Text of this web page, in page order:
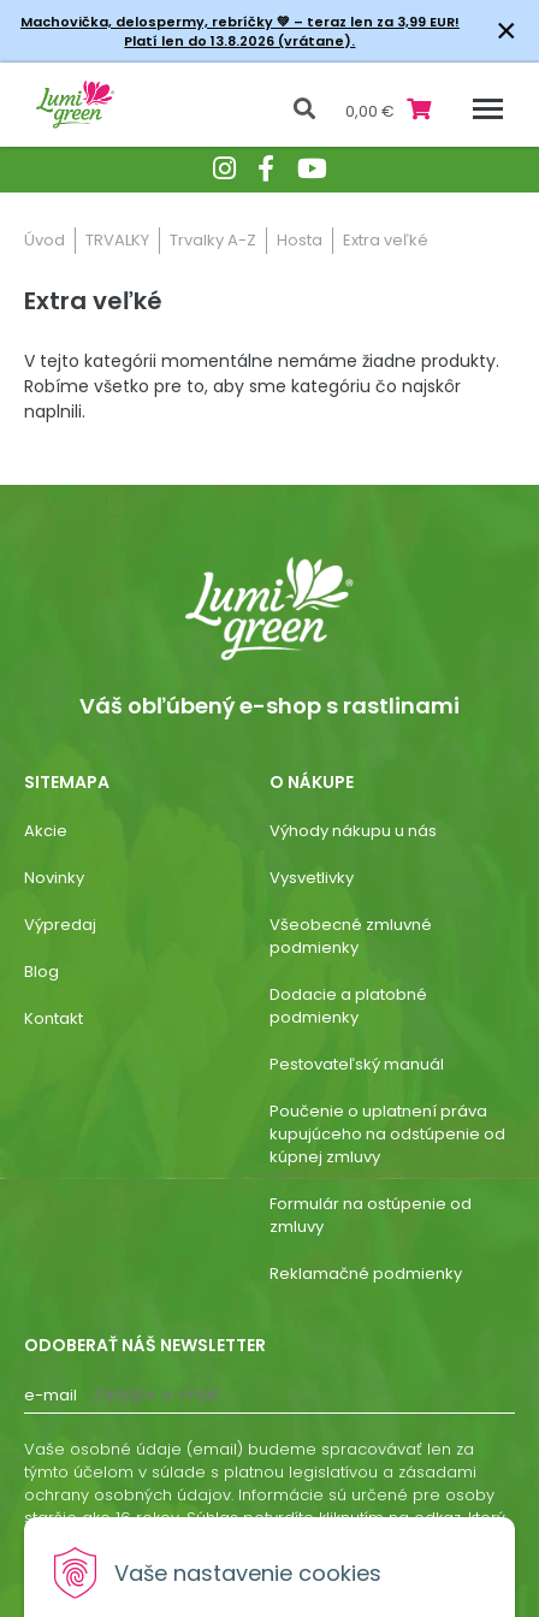
Vaše nastavenie cookies
Machovička, delospermy, rebríčky💚 – teraz len za 3,99 EUR!
Platí len do 13.8.2026 (vrátane).
×
0,00 €
Úvod TRVALKY Trvalky A-Z Hosta Extra veľké
Extra veľké
V tejto kategórii momentálne nemáme žiadne produkty.
Robíme všetko pre to, aby sme kategóriu čo najskôr
naplnili.
Váš obľúbený e-shop s rastlinami
SITEMAPA
Akcie
Novinky
Výpredaj
Blog
Kontakt
O NÁKUPE
Výhody nákupu u nás
Vysvetlivky
Všeobecné zmluvné
podmienky
Dodacie a platobné
podmienky
Pestovateľský manuál
Poučenie o uplatnení práva
kupujúceho na odstúpenie od
kúpnej zmluvy
Formulár na ostúpenie od
zmluvy
Reklamačné podmienky
ODOBERAŤ NÁŠ NEWSLETTER
e-mail
Vaše osobné údaje (email) budeme spracovávať len za
týmto účelom v súlade s platnou legislatívou a zásadami
ochrany osobných údajov. Informácie sú určené pre osoby
staršie ako 16 rokov. Súhlas potvrdíte kliknutím na odkaz, ktorý
odvolať písomne, emailom alebo kliknutím na odkaz z
ktoréhokoľvek informačného emailu.